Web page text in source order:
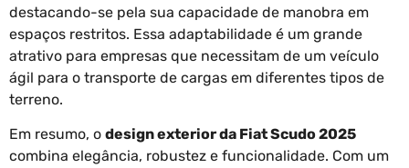
destacando-se pela sua capacidade de manobra em
espaços restritos. Essa adaptabilidade é um grande
atrativo para empresas que necessitam de um veículo
ágil para o transporte de cargas em diferentes tipos de
terreno.
Em resumo, o design exterior da Fiat Scudo 2025
combina elegância, robustez e funcionalidade. Com um